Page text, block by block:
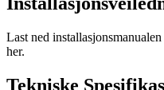
Last ned
her.
Tekniske